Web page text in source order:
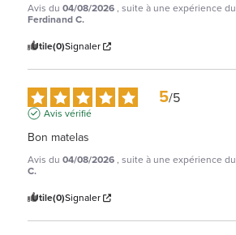
Avis du 04/08/2026, suite à une expérience du
Ferdinand C.
Utile(0)Signaler
5/5
Avis vérifié
Bon matelas
Avis du 04/08/2026, suite à une expérience du
C.
Utile(0)Signaler